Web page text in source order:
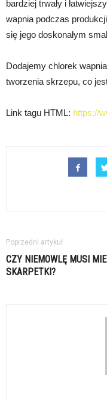
bardziej trwały i
wapnia podczas
się jego doskonałym
Dodajemy chlorek
tworzenia skrzepu, co
Link tagu HTML: https://
Poprzedni artykuł
CZY NIEMOWLĘ MUSI
SKARPETKI?